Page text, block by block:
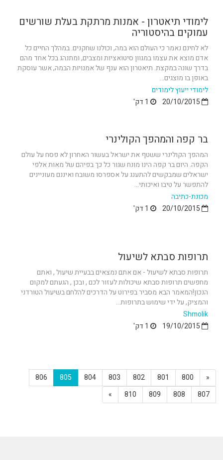
לימודי תיאטרון - אמנות מרתקת בעלת שורשים
עמוקים בהיסטוריה
לא לחינם נאמר כי העולם הוא במה, וכולנו שחקנים. במהלך החיים כל
אדם מוצא את עצמו במגוון סיטואציות ומצבים, ומתנהג בכל אחד מהם
בדרך שונה במקצת. תיאטרון הוא ענף של אמנויות הבמה, אשר עוסקת
באופן בו מוצגים...
לימודי ייעוץ לימודים
בר קפה והמהפך הקולינרי
המהפך הקולינרי ששטף את ישראל בעשור האחרון לא פסח על עולם
הקפה. היום בר קפה הינו מונח שגור כל כך בפיהם של מאות אלפי
ישראלים שמבקשים להתענג על אספרסו משובח ואיננם מעוניינים
להתפשר על טיבו ואיכותי...
מכונת-כתיבה
תרופות סבתא לשיעול
תרופות סבתא לשיעול - אם אתם נמצאים בבעיית שיעול , ואתם
מחפשים תרופות סבתא שיכולות לעזור לכם , ובכן , הגעתם למקום
הנכון!המאמר הבא מסביר בפירוט על הדרכים להלחם בשיעול הטורדני
והמציק, על ידי שימוש בתרופות...
Shmolik
«
800
801
802
803
804
805
806
807
808
809
810
»